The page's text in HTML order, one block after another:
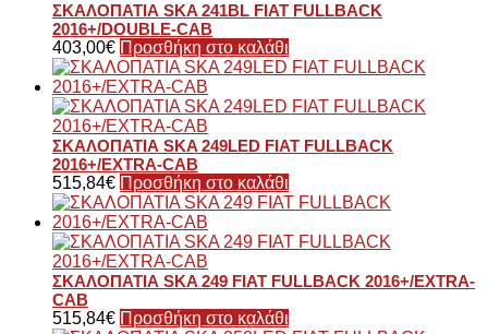
ΣΚΑΛΟΠΑΤΙΑ SKA 241BL FIAT FULLBACK
2016+/DOUBLE-CAB
403,00€ Προσθήκη στο καλάθι
ΣΚΑΛΟΠΑΤΙΑ SKA 249LED FIAT FULLBACK
2016+/EXTRA-CAB
515,84€ Προσθήκη στο καλάθι
ΣΚΑΛΟΠΑΤΙΑ SKA 249 FIAT FULLBACK 2016+/EXTRA-
CAB
515,84€ Προσθήκη στο καλάθι